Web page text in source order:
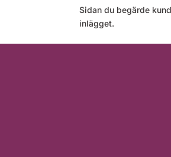
Sidan du begärde
inlägget.